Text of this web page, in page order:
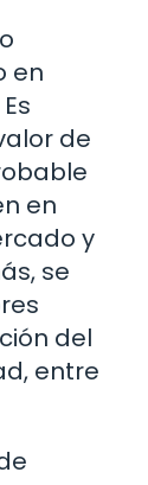
en
de
en
y
se
del
entre